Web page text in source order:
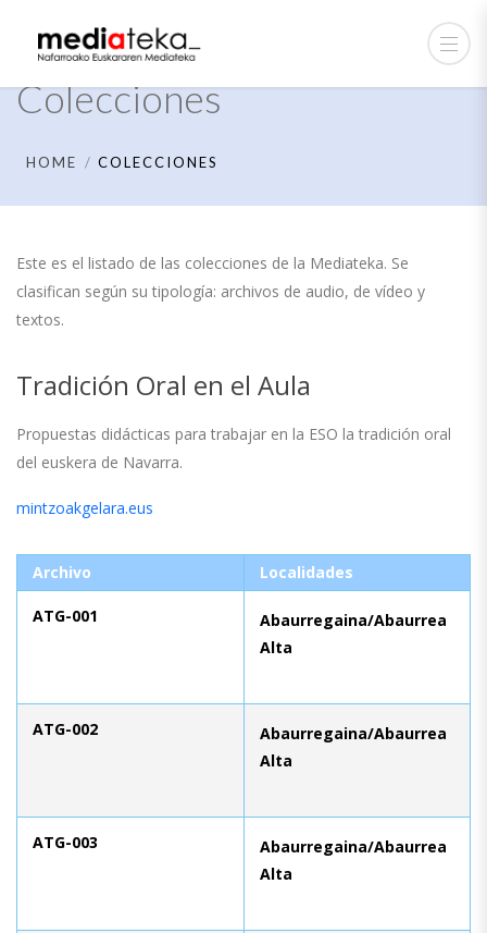
Colecciones
HOME COLECCIONES
Este es el listado de las colecciones de la Mediateka. Se
clasifican según su tipología: archivos de audio, de vídeo y
textos.
Tradición Oral en el Aula
Propuestas didácticas para trabajar en la ESO la tradición oral
del euskera de Navarra.
mintzoakgelara.eus
Archivo Localidades
ATG-001
Abaurregaina/Abaurrea
Alta
ATG-002
Abaurregaina/Abaurrea
Alta
ATG-003
Abaurregaina/Abaurrea
Alta